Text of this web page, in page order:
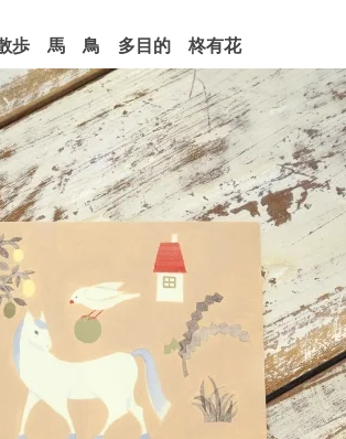
散歩 馬 鳥 多目的 柊有花